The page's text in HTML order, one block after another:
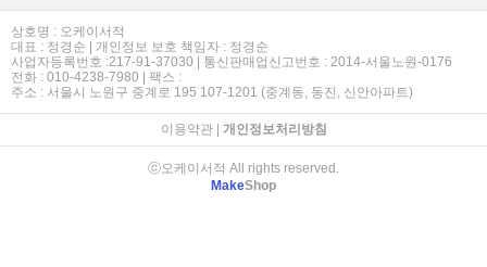
상호명 : 오케이서적
대표 : 정경순 | 개인정보 보호 책임자 : 정경순
사업자등록번호 :217-91-37030 | 통신판매업신고번호 : 2014-서울노원-0176
전화 : 010-4238-7980 | 팩스 :
주소 : 서울시 노원구 중계로 195 107-1201 (중계동, 동진, 신안아파트)
이용약관| 개인정보처리방침
ⓒ오케이서적 All rights reserved.
MakeShop